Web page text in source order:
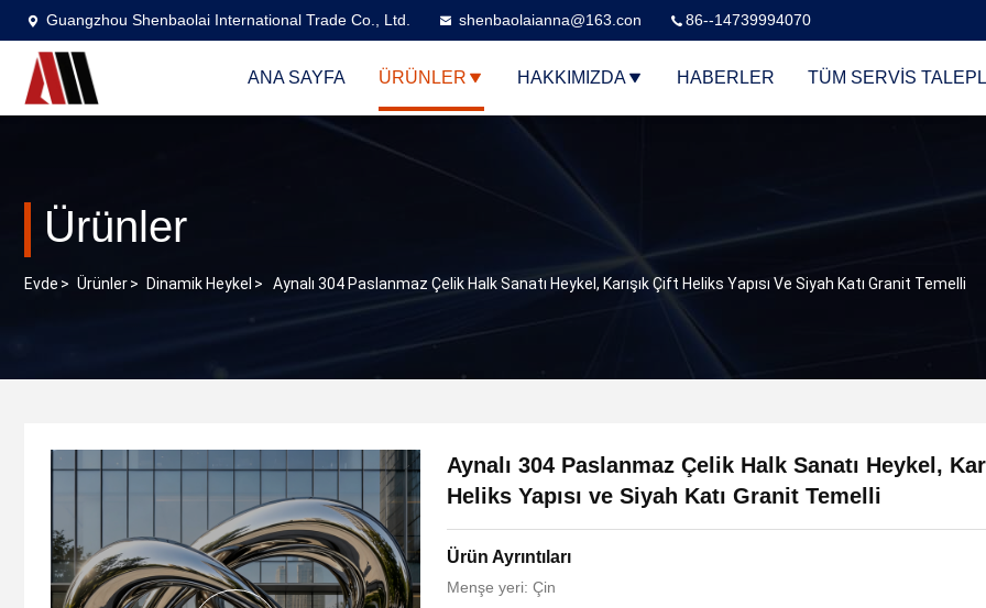
Guangzhou Shenbaolai International Trade Co., Ltd. shenbaolaianna@163.con 86--14739994070
ANA SAYFA ÜRÜNLER HAKKIMIZDA HABERLER TÜM SERVIS
Ürünler
Evde > Ürünler> Dinamik Heykel > Aynalı 304 Paslanmaz Çelik Halk Sanatı Heykel, Karışık Çift Heliks Yapısı Ve Siyah Katı Granit Temelli
Aynalı 304 Paslanmaz Çelik Halk Sanatı Heykel,
Heliks Yapısı ve Siyah Katı Granit Temelli
Ürün Ayrıntıları
Menşe yeri: Çin